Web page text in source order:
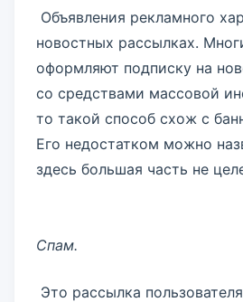
Объявления рекламного
новостных рассылках.
оформляют подписку на
со средствами массовой
то такой способ схож с
Его недостатком можно
здесь большая часть не
Спам.
Это рассылка